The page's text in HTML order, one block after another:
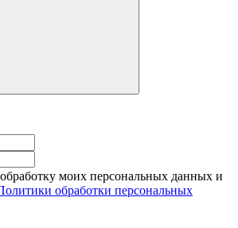
моих персональных данных и
обработки персональных